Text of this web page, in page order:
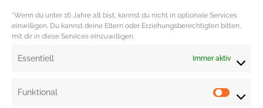
*Wenn du unter 16 Jahre alt bist, kannst du nicht in optionale Services
einwilligen. Du kannst deine Eltern oder Erziehungsberechtigten bitten,
mit dir in diese Services einzuwilligen.
Essentiell Immer aktiv
Funktional
Clean Eating, Keto oder Low Carb Ernährung.
Redaktion: Nina Ilnseher